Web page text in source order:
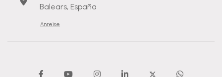
Balears, España
Anreise